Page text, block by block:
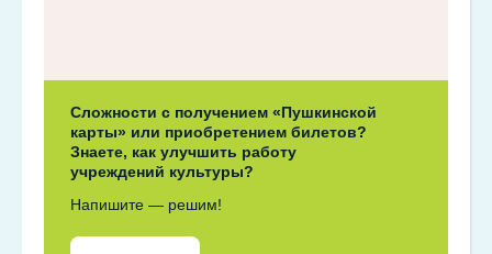
Сложности с получением «Пушкинской
карты» или приобретением билетов?
Знаете, как улучшить работу
учреждений культуры?
Напишите — решим!